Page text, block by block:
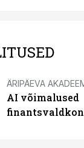
ÄRIPÄEVA
AI võimalused